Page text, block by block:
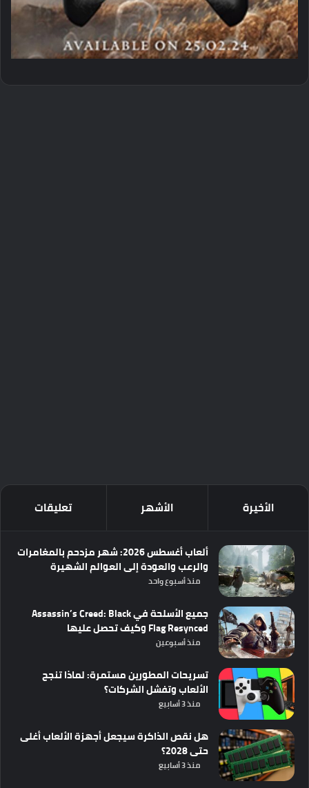
الأخيرة الأشهر تعليقات
ألعاب أغسطس 2026: شهر مزدحم بالمغامرات
والرعب والعودة إلى العوالم الشهيرة
منذ أسبوع واحد
جميع الأسلحة في Assassin’s Creed: Black
Flag Resynced وكيف تحصل عليها
منذ أسبوعين
تسريحات المطورين مستمرة: لماذا تنجح
الألعاب وتفشل الشركات؟
منذ 3 أسابيع
هل نقص الذاكرة سيجعل أجهزة الألعاب أغلى
حتى 2028؟
منذ 3 أسابيع